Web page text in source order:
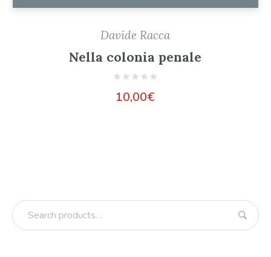
Davide Racca
Nella colonia penale
10,00€